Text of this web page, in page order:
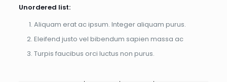
Unordered list:
Aliquam erat ac ipsum. Integer aliquam purus.
Eleifend justo vel bibendum sapien massa ac
Turpis faucibus orci luctus non purus.